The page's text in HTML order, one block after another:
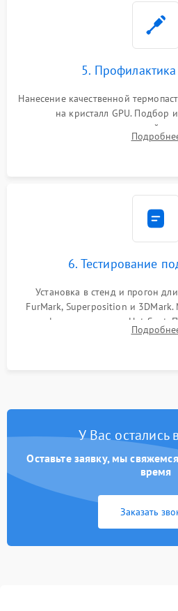
5.
Нанесение качественной
на кристалл GPU. Подбор
термопрокладок правильной
питания. Монтаж радиатора и
6. Тестирование
Установка в стенд и прогон
FurMark, Superposition и 3DMark.
графического чипа и Hot Spot.
артефактов изображения,
У Вас остались
Оставьте заявку, мы
время
Заказать